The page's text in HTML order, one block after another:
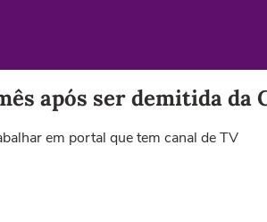
após ser demitida da
em portal que tem canal de TV